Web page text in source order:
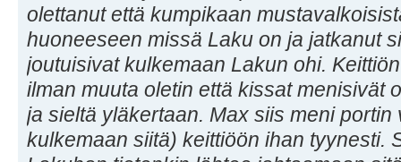
olettanut että kumpikaan
huoneeseen missä Laku on ja jatkanut
joutuisivat kulkemaan Lakun ohi.
ilman muuta oletin että kissat menisivät
ja sieltä yläkertaan. Max siis meni portin
kulkemaan siitä) keittiöön ihan tyynesti.